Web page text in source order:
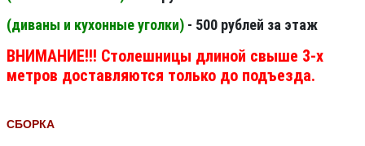
(диваны и кухонные уголки) - 500 рублей за этаж
ВНИМАНИЕ!!! Столешницы длиной свыше 3-х
метров доставляются только до подъезда.
СБОРКА